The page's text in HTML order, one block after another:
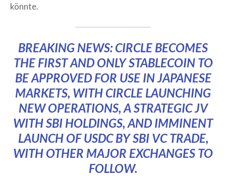
könnte.
BREAKING NEWS: CIRCLE BECOMES
THE FIRST AND ONLY STABLECOIN TO
BE APPROVED FOR USE IN JAPANESE
MARKETS, WITH CIRCLE LAUNCHING
NEW OPERATIONS, A STRATEGIC JV
WITH SBI HOLDINGS, AND IMMINENT
LAUNCH OF USDC BY SBI VC TRADE,
WITH OTHER MAJOR EXCHANGES TO
FOLLOW.